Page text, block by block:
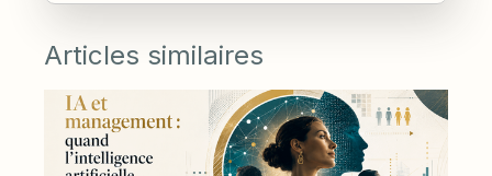
Articles similaires